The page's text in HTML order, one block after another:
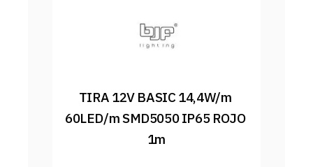
TIRA 12V BASIC 14,4W/m
60LED/m SMD5050 IP65 ROJO
1m